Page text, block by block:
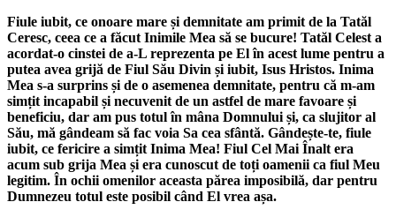
Fiule iubit, ce onoare mare și demnitate am primit de la Tatăl
Ceresc, ceea ce a făcut Inimile Mea să se bucure! Tatăl Celest a
acordat-o cinstei de a-L reprezenta pe El în acest lume pentru a
putea avea grijă de Fiul Său Divin și iubit, Isus Hristos. Inima
Mea s-a surprins și de o asemenea demnitate, pentru că m-am
simțit incapabil și necuvenit de un astfel de mare favoare și
beneficiu, dar am pus totul în mâna Domnului și, ca slujitor al
Său, mă gândeam să fac voia Sa cea sfântă. Gândește-te, fiule
iubit, ce fericire a simțit Inima Mea! Fiul Cel Mai Înalt era
acum sub grija Mea și era cunoscut de toți oamenii ca fiul Meu
legitim. În ochii omenilor aceasta părea imposibilă, dar pentru
Dumnezeu totul este posibil când El vrea așa.